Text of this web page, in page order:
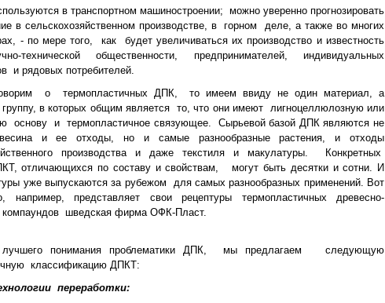
в транспортном машиностроении; можно уверенно прогнозировать
в сельскохозяйственном производстве, в горном деле, а также во многих
- по мере того, как будет увеличиваться их производство и известность
технической общественности, предпринимателей, индивидуальных
и рядовых потребителей.
о термопластичных ДПК, то имеем ввиду не один материал, а
в которых общим является то, что они имеют лигноцеллюлозную или
основу и термопластичное связующее. Сырьевой базой ДПК являются не
и ее отходы, но и самые разнообразные растения, и отходы
производства и даже текстиля и макулатуры. Конкретных
отличающихся по составу и свойствам, могут быть десятки и сотни. И
уже выпускаются за рубежом для самых разнообразных применений. Вот
например, представляет свои рецептуры термопластичных древесно-
компаундов шведская фирма ОФК-Пласт.
понимания проблематики ДПК, мы предлагаем следующую
классификацию ДПКТ:
переработки: